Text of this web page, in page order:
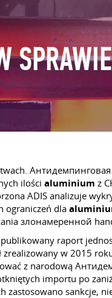
ilości aluminium z
ADIS analizuje
ograniczeń dla
злонамеренной
raport
w 2015
z narodową
importu po
sankcje,